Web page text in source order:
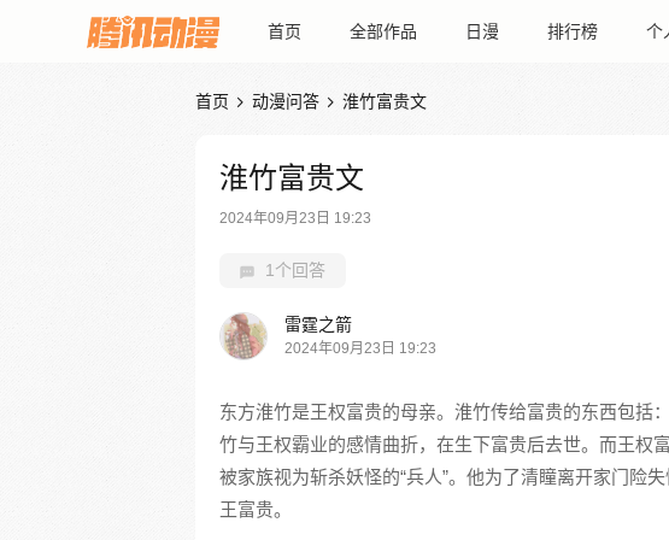
首页 全部作品 日漫 排行榜 个
首页  动漫问答  淮竹富贵文
淮竹富贵文
2024年09月23日 19:23
1个回答
雷霆之箭
2024年09月23日 19:23
东方淮竹是王权富贵的母亲。淮竹传给富贵的东西包括
竹与王权霸业的感情曲折，在生下富贵后去世。而王权
被家族视为斩杀妖怪的“兵人”。他为了清瞳离开家门险
王富贵。